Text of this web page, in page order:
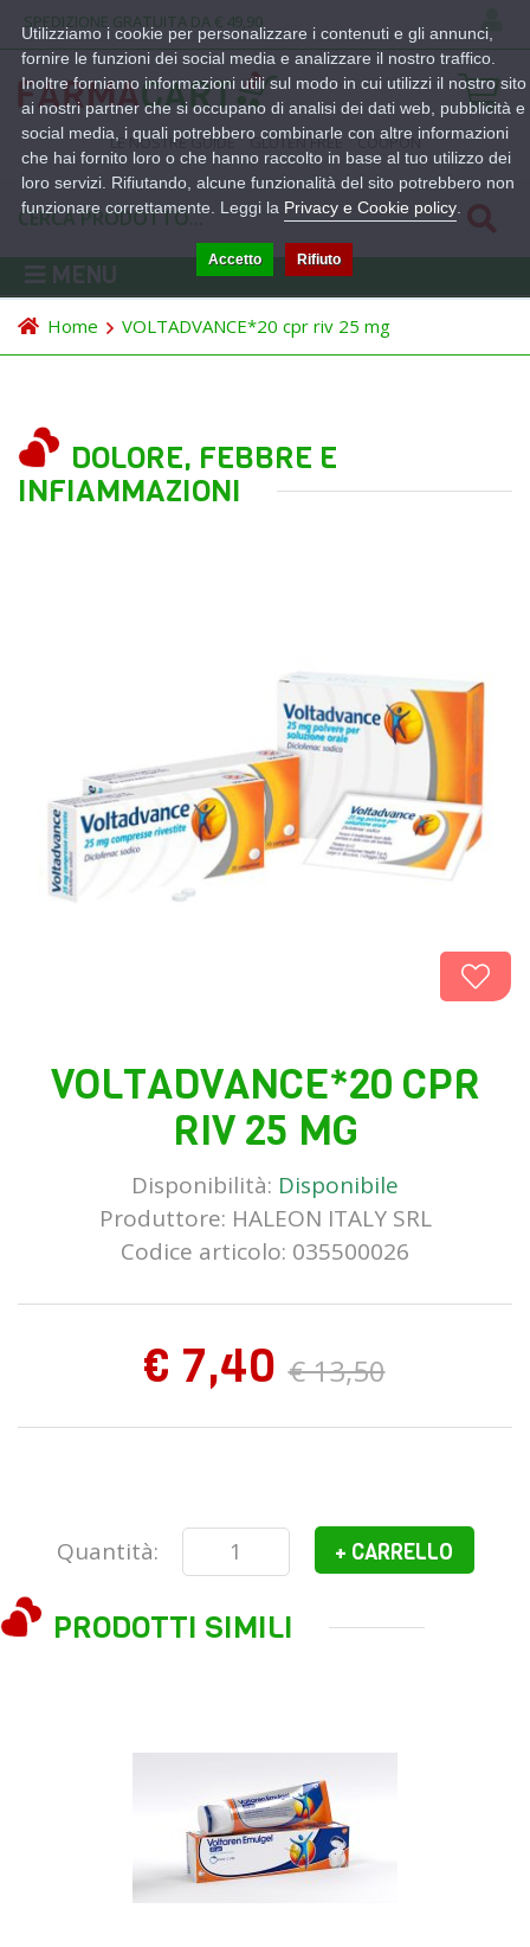
SPEDIZIONE GRATUITA DA € 49,90
LE NOSTRE GUIDE GLUTEN FREE COUPON
MENU
Home VOLTADVANCE*20 cpr riv 25 mg
DOLORE, FEBBRE E
INFIAMMAZIONI
VOLTADVANCE*20 CPR
RIV 25 MG
Disponibilità: Disponibile
Produttore: HALEON ITALY SRL
Codice articolo: 035500026
€ 7,40 € 13,50
Quantità: + CARRELLO
PRODOTTI SIMILI
Utilizziamo i cookie per personalizzare i contenuti e gli annunci,
fornire le funzioni dei social media e analizzare il nostro traffico.
Inoltre forniamo informazioni utili sul modo in cui utilizzi il nostro sito
ai nostri partner che si occupano di analisi dei dati web, pubblicità e
social media, i quali potrebbero combinarle con altre informazioni
che hai fornito loro o che hanno raccolto in base al tuo utilizzo dei
loro servizi. Rifiutando, alcune funzionalità del sito potrebbero non
funzionare correttamente. Leggi la Privacy e Cookie policy
Accetto Rifiuto